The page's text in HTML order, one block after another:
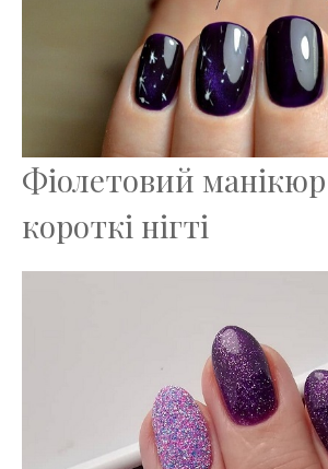
Фіолетовий
короткі нігті